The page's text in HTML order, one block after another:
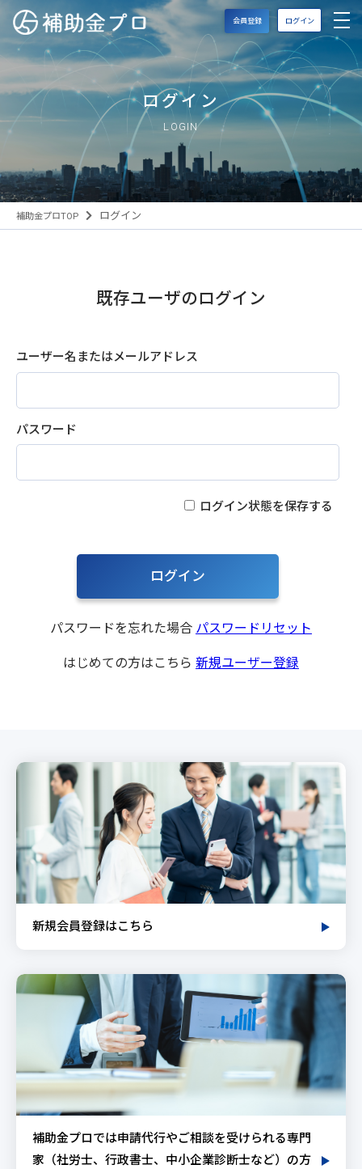
会員登録 ログイン
ログイン
LOGIN
補助金プロTOP ログイン
既存ユーザのログイン
ユーザー名またはメールアドレス
パスワード
ログイン状態を保存する
パスワードを忘れた場合 パスワードリセット
はじめての方はこちら 新規ユーザー登録
新規会員登録はこちら
補助金プロでは申請代行やご相談を受けられる専門
家（社労士、行政書士、中小企業診断士など）の方